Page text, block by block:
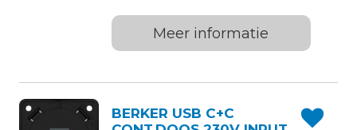
Meer informatie
BERKER USB C+C